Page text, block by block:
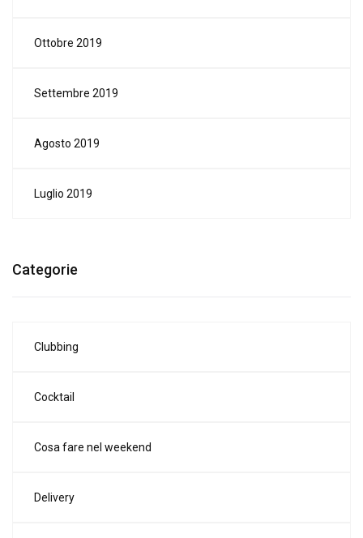
Ottobre 2019
Settembre 2019
Agosto 2019
Luglio 2019
Categorie
Clubbing
Cocktail
Cosa fare nel weekend
Delivery